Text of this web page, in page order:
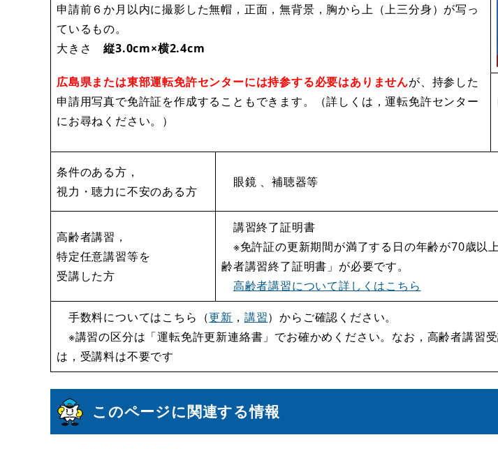
申請前６か月以内に撮影した無帽，正面，無背景，胸から上（上三分身）が写っ
ているもの。
大きさ縦3.0cm×横2.4cm
広島県または東部運転免許センターには持参する必要はありませんが、持参した
申請用写真で免許証を作成することもできます。（詳しくは，運転免許センター
にお尋ねください。）
条件のある方，
視力・聴力に不安のある方
眼鏡 、補聴器等
高齢者講習，
特定任意講習等を
受講した方
講習終了証明書
※免許証の更新期間が満了する日の年齢が70歳以
齢者講習終了証明書」が必要です。
高齢者講習について詳しくはこちら
手数料についてはこちら（更新 ， 講習）からご確認ください。
※講習の区分は「運転免許更新連絡書」でお確かめください。なお，高齢者講習
は，受講料は不要です
このページに関連する情報